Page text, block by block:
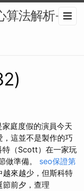
算法解析-
庭度假的演員今天
這並不是製作的巧
特（Scott）在一家玩
做準備。 seo保證第
來越少，但斯科特
節前夕，查理